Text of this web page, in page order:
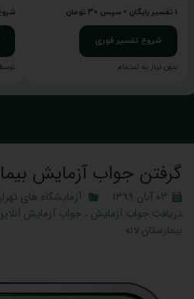
۱ تفسیر رایگان • سپس ۳۰ تومان
شروع تفسیر فوری
بدون نیاز به ثبت‌نام
شروع از
گرفتن جواب آزمایش
۰۳ آبان ۱۳۹۹ آزمایشگاه‌ های
دریافت جواب آزمایش ، جواب آزمایش
بیمارستان لاله